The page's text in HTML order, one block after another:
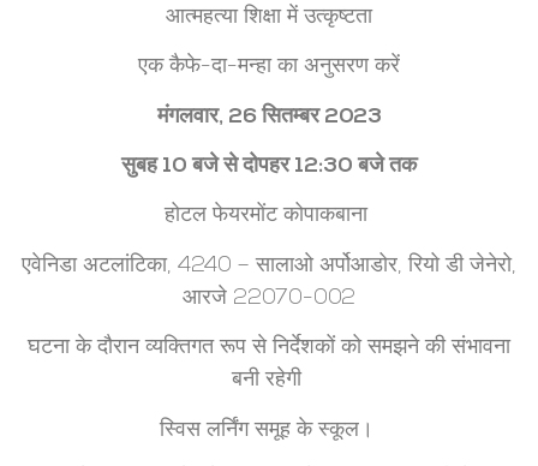
आत्महत्या शिक्षा में उत्कृष्टता
एक कैफे-दा-मन्हा का अनुसरण करें
मंगलवार, 26 सितम्बर 2023
सुबह 10 बजे से दोपहर 12:30 बजे तक
होटल फेयरमोंट कोपाकबाना
एवेनिडा अटलांटिका, 4240 – सालाओ अर्पोआडोर, रियो डी जेनेरो,
आरजे 22070-002
घटना के दौरान व्यक्तिगत रूप से निर्देशकों को समझने की संभावना
बनी रहेगी
स्विस लर्निंग समूह के स्कूल।